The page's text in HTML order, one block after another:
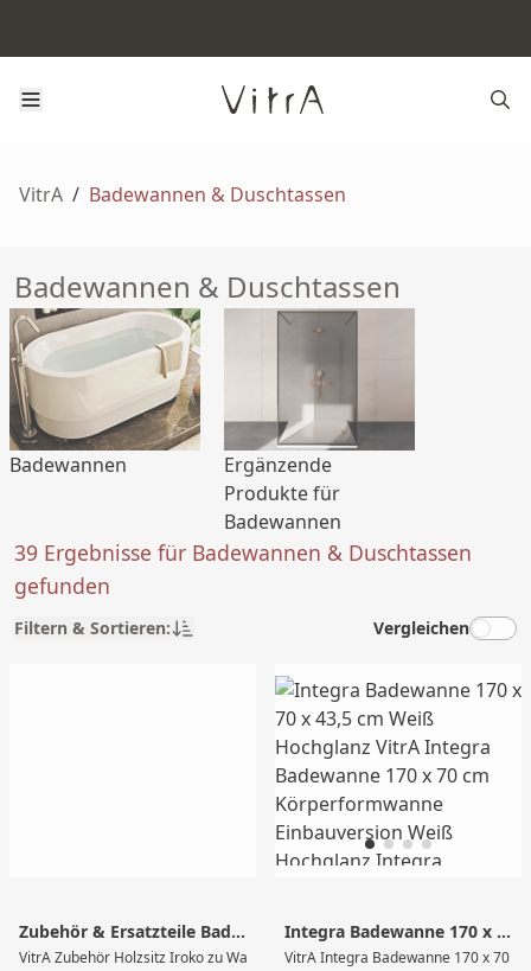
VitrA / Badewannen & Duschtassen
Badewannen & Duschtassen
Badewannen
Ergänzende
Produkte für
Badewannen
39 Ergebnisse für Badewannen & Duschtassen
gefunden
Filtern & Sortieren: Vergleichen
Zubehör & Ersatzteile Badewannen-Zubehör 59 x 20 x 2 cm Goldbraun
VitrA Zubehör Holzsitz Iroko zu Wanne Conforma Combo Conforma
Integra Badewanne 170 x 70 x 43,5 cm Weiß Hochglanz
VitrA Integra Badewanne 170 x 70